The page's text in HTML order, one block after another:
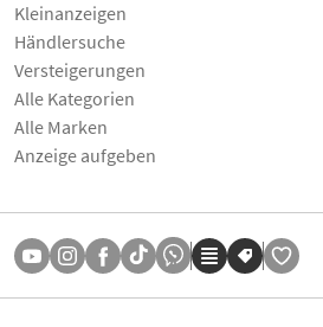
Kleinanzeigen
Händlersuche
Versteigerungen
Alle Kategorien
Alle Marken
Anzeige aufgeben